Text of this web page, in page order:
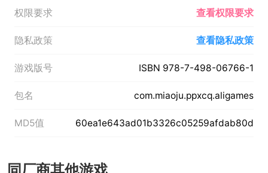
权限要求 查看权限要求
隐私政策 查看隐私政策
游戏版号 ISBN 978-7-498-06766-1
包名 com.miaoju.ppxcq.aligames
MD5值 60ea1e643ad01b3326c05259afdab80d